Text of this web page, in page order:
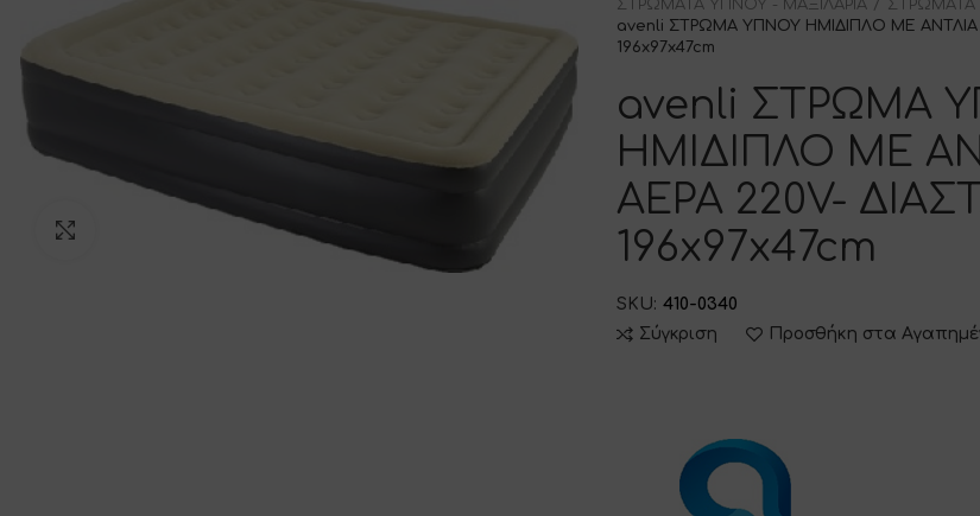
ΣΤΡΩΜΑΤΑ ΥΠΝΟΥ - ΜΑΞΙΛΑΡΙΑ
ΣΤΡΩΜΑΤΑ
avenli ΣΤΡΩΜΑ ΥΠΝΟΥ ΗΜΙΔΙΠΛΟ ΜΕ ΑΝΤΛΙΑ
196x97x47cm
avenli ΣΤΡΩΜΑ
ΗΜΙΔΙΠΛΟ ΜΕ
ΑΕΡΑ 220V-
196x97x47cm
SKU: 410-0340
Σύγκριση
Προσθήκη στα